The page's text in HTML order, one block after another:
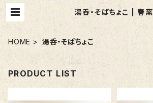
湯呑・そばちょこ | 春窯
HOME 湯呑・そばちょこ
PRODUCT LIST